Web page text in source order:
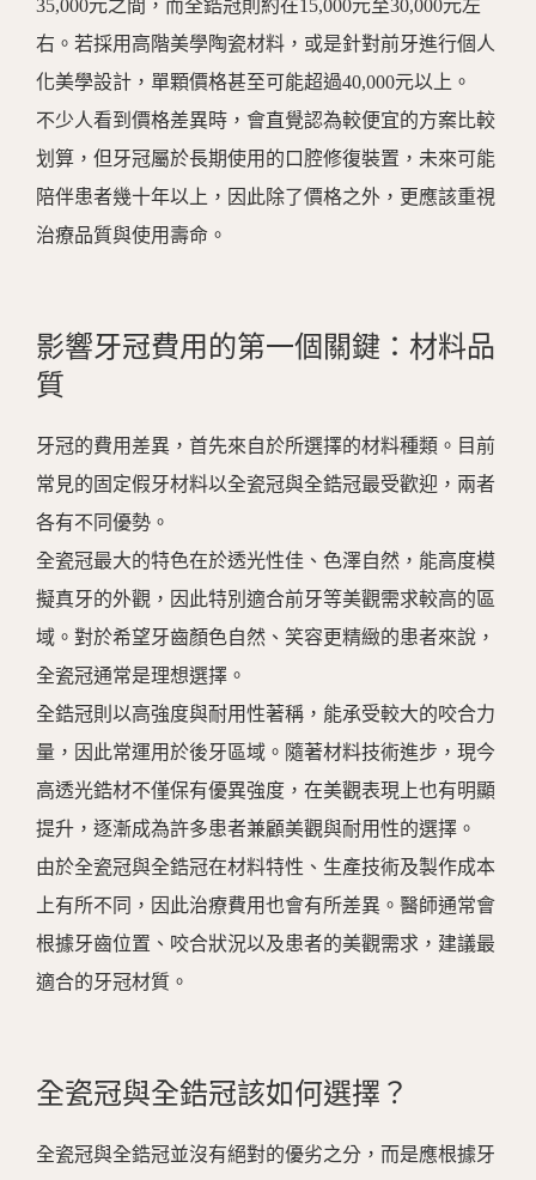
35,000元之間，而全鋯冠則約在15,000元至30,000元左
右。若採用高階美學陶瓷材料，或是針對前牙進行個人
化美學設計，單顆價格甚至可能超過40,000元以上。
不少人看到價格差異時，會直覺認為較便宜的方案比較
划算，但牙冠屬於長期使用的口腔修復裝置，未來可能
陪伴患者幾十年以上，因此除了價格之外，更應該重視
治療品質與使用壽命。
影響牙冠費用的第一個關鍵：材料品
質
牙冠的費用差異，首先來自於所選擇的材料種類。目前
常見的固定假牙材料以全瓷冠與全鋯冠最受歡迎，兩者
各有不同優勢。
全瓷冠最大的特色在於透光性佳、色澤自然，能高度模
擬真牙的外觀，因此特別適合前牙等美觀需求較高的區
域。對於希望牙齒顏色自然、笑容更精緻的患者來說，
全瓷冠通常是理想選擇。
全鋯冠則以高強度與耐用性著稱，能承受較大的咬合力
量，因此常運用於後牙區域。隨著材料技術進步，現今
高透光鋯材不僅保有優異強度，在美觀表現上也有明顯
提升，逐漸成為許多患者兼顧美觀與耐用性的選擇。
由於全瓷冠與全鋯冠在材料特性、生產技術及製作成本
上有所不同，因此治療費用也會有所差異。醫師通常會
根據牙齒位置、咬合狀況以及患者的美觀需求，建議最
適合的牙冠材質。
全瓷冠與全鋯冠該如何選擇？
全瓷冠與全鋯冠並沒有絕對的優劣之分，而是應根據牙